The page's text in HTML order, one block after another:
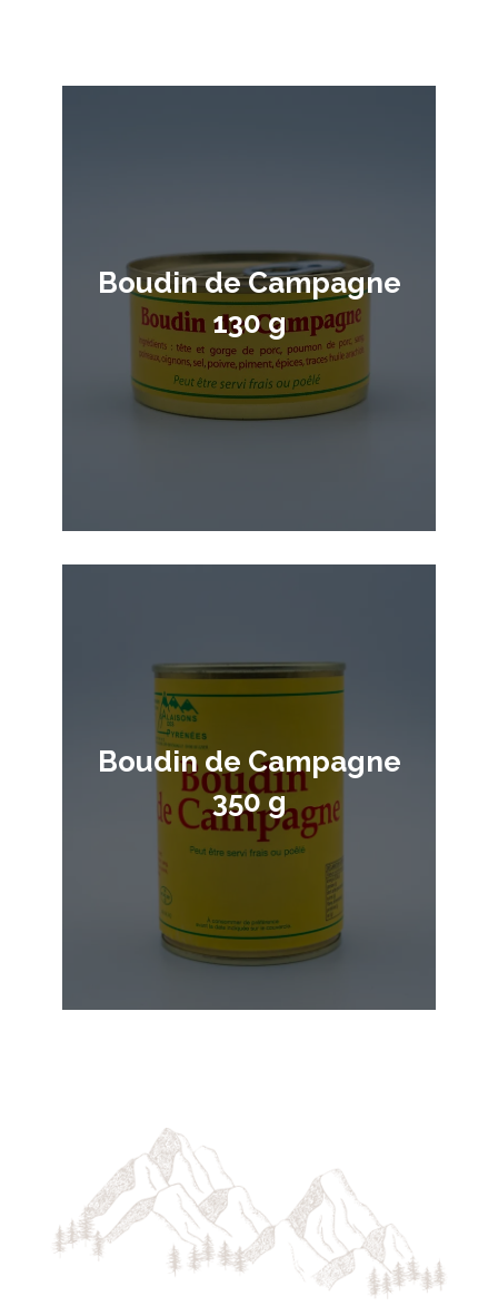
Boudin de Campagne
130 g
Boudin de Campagne
350 g